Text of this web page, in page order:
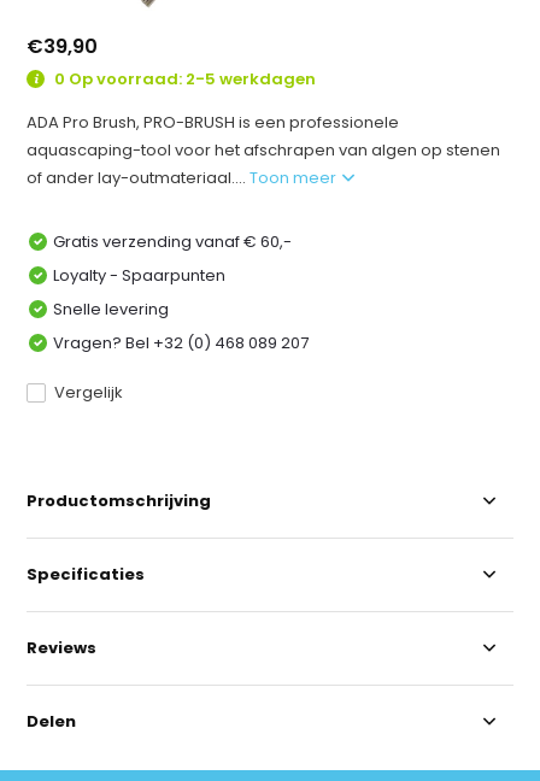
€39,90
0 Op voorraad: 2-5 werkdagen
ADA Pro Brush, PRO-BRUSH is een professionele
aquascaping-tool voor het afschrapen van algen op stenen
of ander lay-outmateriaal....Toon meer
Gratis verzending vanaf € 60,-
Loyalty - Spaarpunten
Snelle levering
Vragen? Bel +32 (0) 468 089 207
Vergelijk
Productomschrijving
Specificaties
Reviews
Delen